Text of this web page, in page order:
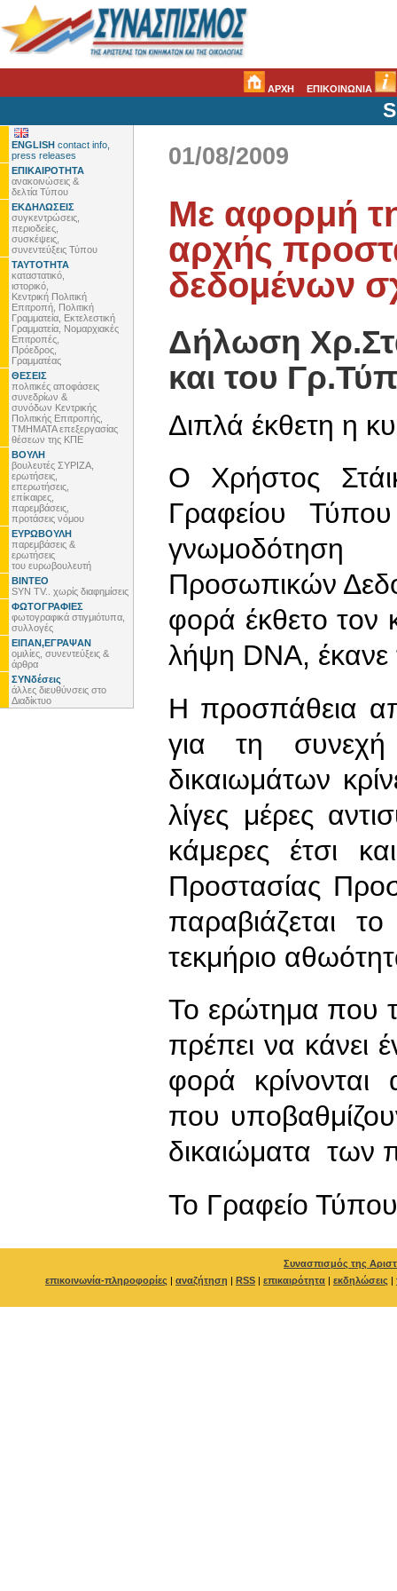
ΑΡΧΗ ΕΠΙΚΟΙΝΩΝΙΑ
ENGLISH contact info,
press releases
ΕΠΙΚΑΙΡΟΤΗΤΑ
ανακοινώσεις &
δελτία Τύπου
ΕΚΔΗΛΩΣΕΙΣ
συγκεντρώσεις,
περιοδείες,
συσκέψεις,
συνεντεύξεις Τύπου
ΤΑΥΤΟΤΗΤΑ
καταστατικό,
ιστορικό,
Κεντρική Πολιτική
Επιτροπή, Πολιτική
Γραμματεία, Εκτελεστική
Γραμματεία, Νομαρχιακές
Επιτροπές,
Πρόεδρος,
Γραμματέας
ΘΕΣΕΙΣ
πολιτικές αποφάσεις
συνεδρίων &
συνόδων Κεντρικής
Πολιτικής Επιτροπής,
ΤΜΗΜΑΤΑ επεξεργασίας
θέσεων της ΚΠΕ
ΒΟΥΛΗ
βουλευτές ΣΥΡΙΖΑ,
ερωτήσεις,
επερωτήσεις,
επίκαιρες,
παρεμβάσεις,
προτάσεις νόμου
ΕΥΡΩΒΟΥΛΗ
παρεμβάσεις &
ερωτήσεις
του ευρωβουλευτή
ΒΙΝΤΕΟ
SYN TV.. χωρίς διαφημίσεις
ΦΩΤΟΓΡΑΦΙΕΣ
φωτογραφικά στιγμιότυπα,
συλλογές
ΕΙΠΑΝ,ΕΓΡΑΨΑΝ
ομιλίες, συνεντεύξεις &
άρθρα
ΣΥΝδέσεις
άλλες διευθύνσεις στο
Διαδίκτυο
01/08/2009
Με αφορμή
αρχής
δεδομένων
Δήλωση
και του
Διπλά έκθετη η
O Χρήστος
Γραφείου
Προσωπικών
φορά έκθετο τον
λήψη DNA,
Η προσπάθεια
για τη
δικαιωμάτων
λίγες μέρες
κάμερες έτσι
Προστασίας
παραβιάζεται
τεκμήριο
Το ερώτημα που
πρέπει να κάνει
φορά κρίνονται
που
δικαιώματα των
To Γραφείο Τύπου
Συνασπισμός της
επικοινωνία-πληροφορίες | αναζήτηση | RSS | επικαιρότητα | εκδηλώσεις |